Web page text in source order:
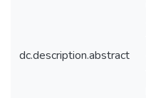
dc.description.abstract